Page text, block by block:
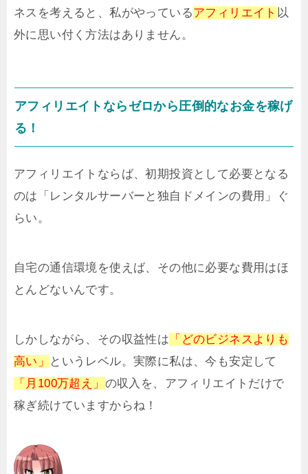
ネスを考えると、私がやっているアフィリエイト 以
外に思い付く方法はありません。
アフィリエイトならゼロから圧倒的なお金を稼げ
る！
アフィリエイトならば、初期投資として必要となる
のは「レンタルサーバーと独自ドメインの費用」ぐ
らい。
自宅の通信環境を使えば、その他に必要な費用はほ
とんどないんです。
しかしながら、その収益性は 「どのビジネスよりも
高い」
というレベル。実際に私は、今も安定して
「月100万超え」 の収入を、アフィリエイトだけで
稼ぎ続けていますからね！